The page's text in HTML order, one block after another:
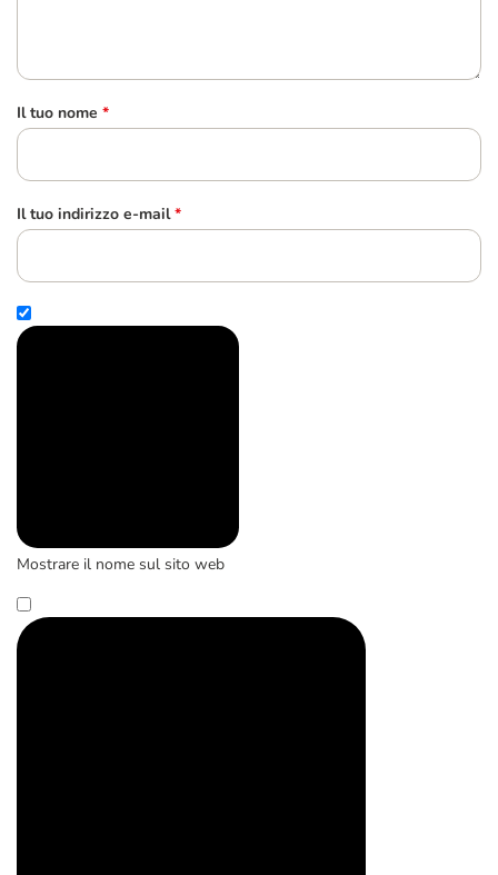
Il tuo nome *
Il tuo indirizzo e-mail *
Mostrare il nome sul sito web